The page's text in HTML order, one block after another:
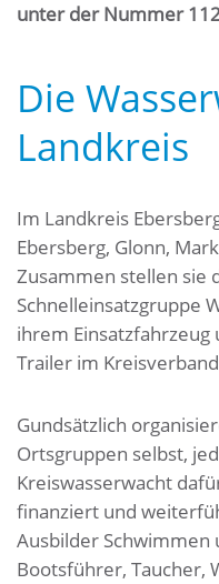
unter der Nummer
Die
Landkreis
Im Landkreis
Ebersberg, Glonn,
Zusammen stellen sie
Schnelleinsatzgruppe
ihrem
Trailer im
Gundsätzlich
Ortsgruppen selbst,
Kreiswasserwacht
finanziert und
Ausbilder Schwimmen
Bootsführer, Taucher,